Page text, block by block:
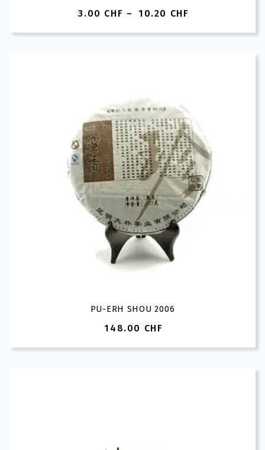
3.00 CHF – 10.20 CHF
Plage
PU-ERH SHOU 2006
148.00 CHF